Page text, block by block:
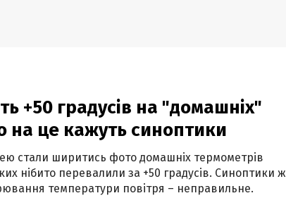
+50 градусів на "домашніх"
на це кажуть синоптики
стали ширитись фото домашніх термометрів
нібито перевалили за +50 градусів. Синоптики ж
температури повітря – неправильне.